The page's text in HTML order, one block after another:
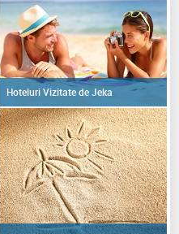
Hoteluri Vizitate de Jeka